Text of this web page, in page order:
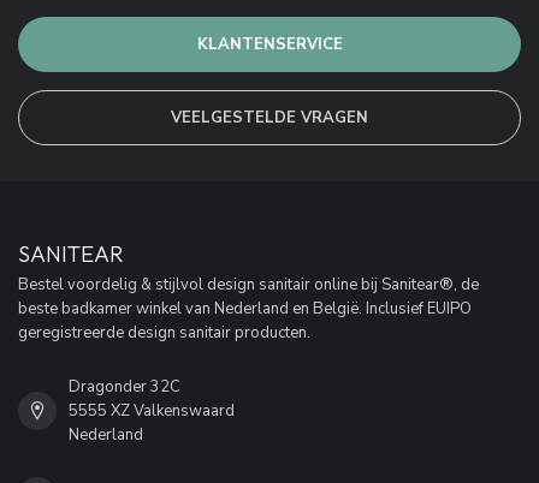
KLANTENSERVICE
VEELGESTELDE VRAGEN
SANITEAR
Bestel voordelig & stijlvol design sanitair online bij Sanitear®, de
beste badkamer winkel van Nederland en België. Inclusief EUIPO
geregistreerde design sanitair producten.
Dragonder 32C
5555 XZ Valkenswaard
Nederland